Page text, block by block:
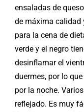
ensaladas de
de máxima calidad
para la cena de
verde y el negro
desinflamar el
duermes, por lo
por la noche.
reflejado. Es muy